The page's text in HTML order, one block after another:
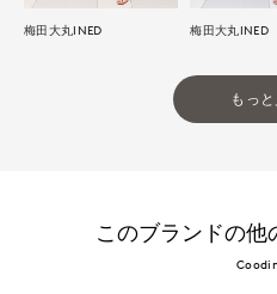
梅田大丸INED 梅田大丸INED
もっ
このブランドの他